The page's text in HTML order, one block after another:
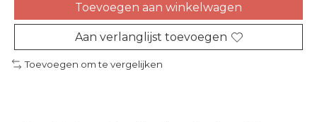
Toevoegen aan winkelwagen
Aan verlanglijst toevoegen
Toevoegen om te vergelijken